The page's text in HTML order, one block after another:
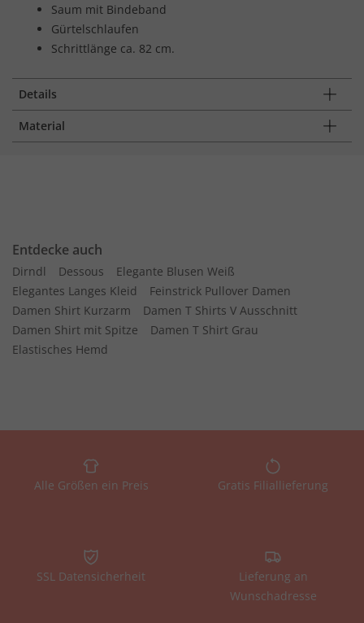
Saum mit Bindeband
Gürtelschlaufen
Schrittlänge ca. 82 cm.
Details
Material
Entdecke auch
Dirndl Dessous
Elegante Blusen Weiß
Elegantes Langes Kleid
Feinstrick Pullover Damen
Damen Shirt Kurzarm
Damen T Shirts V Ausschnitt
Damen Shirt mit Spitze
Damen T Shirt Grau
Elastisches Hemd
Alle Größen ein Preis Gratis Filiallieferung
SSL Datensicherheit
Lieferung an
Wunschadresse